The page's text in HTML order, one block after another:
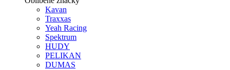
Kavan
Traxxas
Yeah Racing
Spektrum
HUDY
PELIKAN
DUMAS